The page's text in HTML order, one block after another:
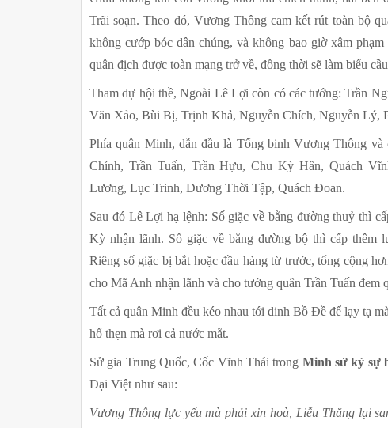
Trãi soạn. Theo đó, Vương Thông cam kết rút toàn bộ
không cướp bóc dân chúng, và không bao giờ xâm
quân địch được toàn mạng trở về, đồng thời sẽ làm biểu
Tham dự hội thề, Ngoài Lê Lợi còn có các tướng: Trần
Văn Xảo, Bùi Bị, Trịnh Khả, Nguyễn Chích, Nguyễn Lý,
Phía quân Minh, dẫn đầu là Tổng binh Vương Thông
Chính, Trần Tuấn, Trần Hựu, Chu Kỳ Hân, Quách
Lương, Lục Trinh, Dương Thời Tập, Quách Đoan.
Sau đó Lê Lợi hạ lệnh: Số giặc về bằng đường thuỷ thì
Kỳ nhận lãnh. Số giặc về bằng đường bộ thì cấp thêm
Riêng số giặc bị bắt hoặc đầu hàng từ trước, tổng cộng
cho Mã Anh nhận lãnh và cho tướng quân Trần Tuấn đem
Tất cả quân Minh đều kéo nhau tới dinh Bồ Đề để lạy tạ
hổ thẹn mà rơi cả nước mắt.
Sử gia Trung Quốc, Cốc Vĩnh Thái trong Minh sử kỷ sự
Đại Việt như sau:
Vương Thông lực yếu mà phải xin hoà, Liễu Thăng lại